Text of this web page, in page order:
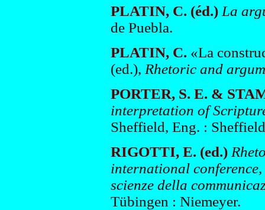
PLATIN, C. (éd.) La
de Puebla.
PLATIN, C. «La
(ed.), Rhetoric and
PORTER, S. E. &
interpretation of
Sheffield, Eng. :
RIGOTTI, E. (ed.)
international
scienze della
Tübingen : Niemeyer.